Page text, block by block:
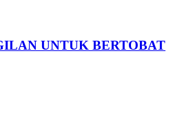
UNTUK BERTOBAT